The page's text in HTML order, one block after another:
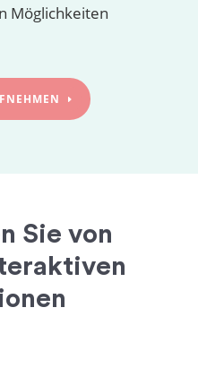
Möglichkeiten
Sie von